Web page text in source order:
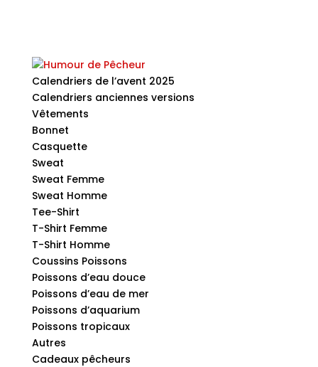
Calendriers de l’avent 2025
Calendriers anciennes versions
Vêtements
Bonnet
Casquette
Sweat
Sweat Femme
Sweat Homme
Tee-Shirt
T-Shirt Femme
T-Shirt Homme
Coussins Poissons
Poissons d’eau douce
Poissons d’eau de mer
Poissons d’aquarium
Poissons tropicaux
Autres
Cadeaux pêcheurs